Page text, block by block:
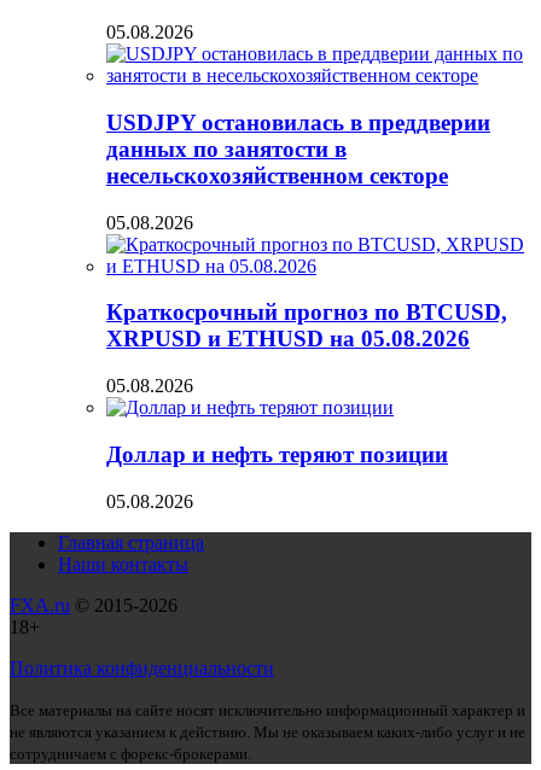
05.08.2026
USDJPY остановилась в преддверии
данных по занятости в
несельскохозяйственном секторе
05.08.2026
Краткосрочный прогноз по BTCUSD,
XRPUSD и ETHUSD на 05.08.2026
05.08.2026
Доллар и нефть теряют позиции
05.08.2026
Главная страница
Наши контакты
FXA.ru © 2015-2026
18+
Политика конфиденциальности
Все материалы на сайте носят исключительно информационный характер и
не являются указанием к действию. Мы не оказываем каких-либо услуг и не
сотрудничаем с форекс-брокерами.